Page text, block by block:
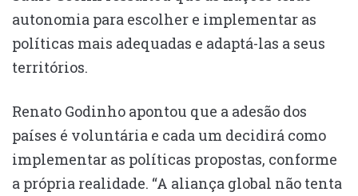
autonomia para escolher e implementar as
políticas mais adequadas e adaptá-las a seus
territórios.
Renato Godinho apontou que a adesão dos
países é voluntária e cada um decidirá como
implementar as políticas propostas, conforme
a própria realidade. “A aliança global não tenta